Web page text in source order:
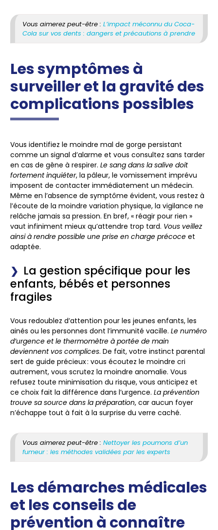
Vous aimerez peut-être : L’impact méconnu du Coca-
Cola sur vos dents : dangers et précautions à prendre
Les symptômes à
surveiller et la gravité des
complications possibles
Vous identifiez le moindre mal de gorge persistant
comme un signal d’alarme et vous consultez sans tarder
en cas de gêne à respirer. Le sang dans la salive doit
fortement inquiéter, la pâleur, le vomissement imprévu
imposent de contacter immédiatement un médecin.
Même en l’absence de symptôme évident, vous restez à
l’écoute de la moindre variation physique, la vigilance ne
relâche jamais sa pression. En bref, « réagir pour rien »
vaut infiniment mieux qu’attendre trop tard. Vous veillez
ainsi à rendre possible une prise en charge précoce et
adaptée.
La gestion spécifique pour les
enfants, bébés et personnes
fragiles
Vous redoublez d’attention pour les jeunes enfants, les
ainés ou les personnes dont l’immunité vacille. Le numéro
d’urgence et le thermomètre à portée de main
deviennent vos complices. De fait, votre instinct parental
sert de guide précieux : vous écoutez le moindre cri
autrement, vous scrutez la moindre anomalie. Vous
refusez toute minimisation du risque, vous anticipez et
ce choix fait la différence dans l’urgence. La prévention
trouve sa source dans la préparation, car aucun foyer
n’échappe tout à fait à la surprise du verre caché.
Vous aimerez peut-être : Nettoyer les poumons d’un
fumeur : les méthodes validées par les experts
Les démarches médicales
et les conseils de
prévention à connaître